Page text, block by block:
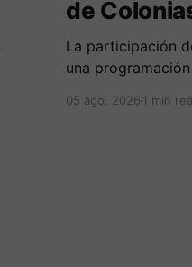
de
La participación
una
expresiones
05 ago. 20261 min